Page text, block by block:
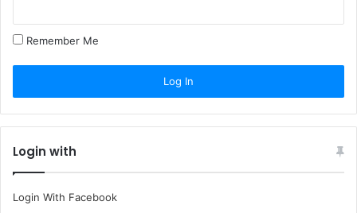
Remember Me
Login with
Login With Facebook